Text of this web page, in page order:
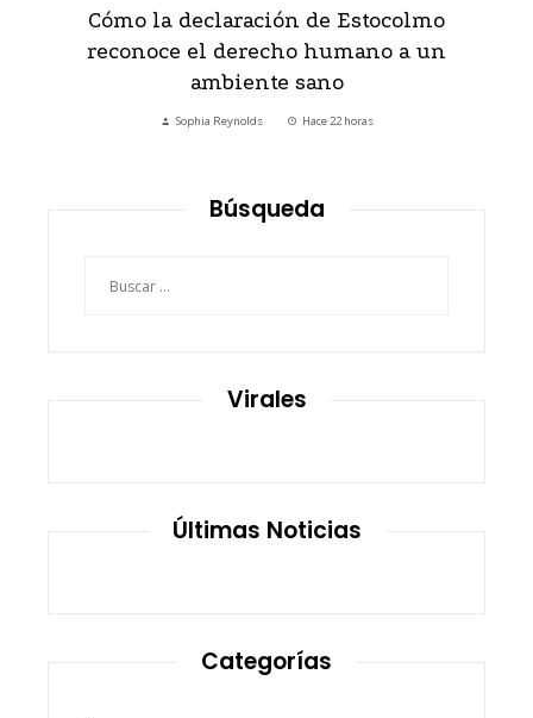
Cómo la declaración de Estocolmo
reconoce el derecho humano a un
ambiente sano
Sophia Reynolds Hace 22 horas
Búsqueda
Virales
Últimas Noticias
Categorías